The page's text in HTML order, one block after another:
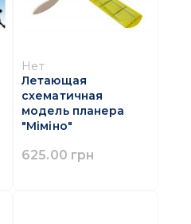
Нет
Летающая
схематичная
модель планера
"Міміно"
625.00 грн